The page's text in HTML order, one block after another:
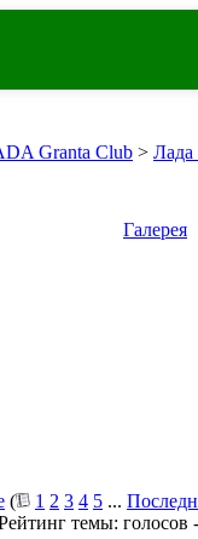
Granta Club > Лада
Галерея
( 1 2 3 4 5 ...